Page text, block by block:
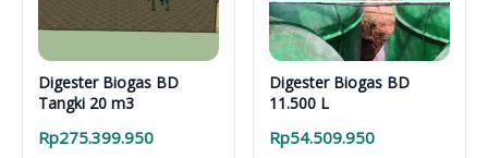
Digester Biogas BD
Tangki 20 m3
Rp275.399.950
Digester Biogas BD
11.500 L
Rp54.509.950